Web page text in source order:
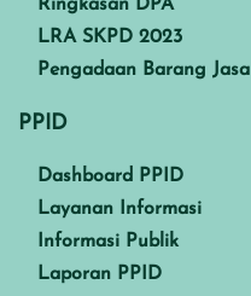
Ringkasan DPA
LRA SKPD 2023
Pengadaan Barang Jasa
PPID
Dashboard PPID
Layanan Informasi
Informasi Publik
Laporan PPID